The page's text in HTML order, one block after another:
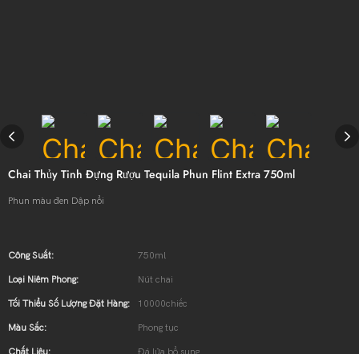
Chai Thủy Tinh Đựng Rượu Tequila Phun Flint Extra 750ml
Phun màu đen Dập nổi
Công Suất: 750ml
Loại Niêm Phong: Nút chai
Tối Thiểu Số Lượng Đặt Hàng: 10000chiếc
Màu Sắc: Phong tục
Chất Liệu: Đá lửa bổ sung